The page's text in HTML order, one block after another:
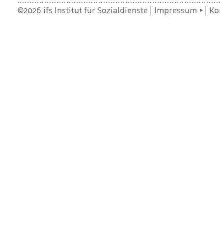
©2026 ifs Institut für Sozialdienste | Impressum